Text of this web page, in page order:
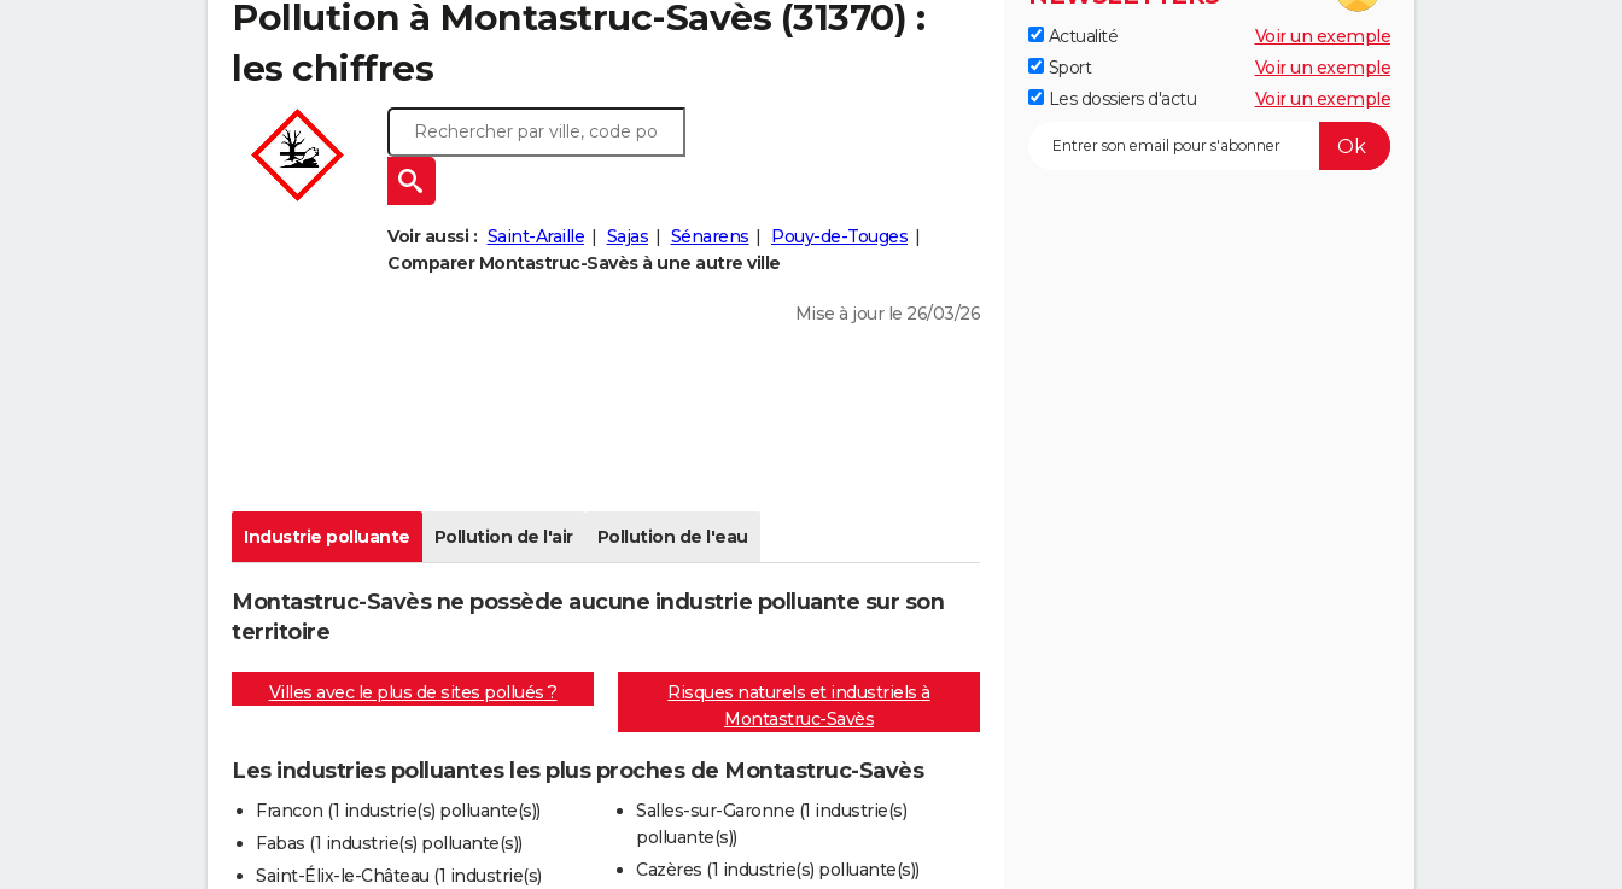
Pollution à Montastruc-Savès (31370) :
les chiffres
Voir aussi : Saint-Araille Sajas Sénarens
Pouy-de-Touges
Comparer Montastruc-Savès à une autre ville
Mise à jour le 26/03/26
Industrie polluante Pollution de l'air Pollution de l'eau
Montastruc-Savès ne possède aucune industrie polluante sur son
territoire
Villes avec le plus de sites pollués ?
Risques naturels et industriels à
Montastruc-Savès
Les industries polluantes les plus proches de Montastruc-Savès
Francon (1 industrie(s) polluante(s))
Fabas (1 industrie(s) polluante(s))
Saint-Élix-le-Château (1 industrie(s)
Salles-sur-Garonne (1 industrie(s)
polluante(s))
Cazères (1 industrie(s) polluante(s))
Actualité
Voir un exemple
Sport
Voir un exemple
Les dossiers d'actu
Voir un exemple